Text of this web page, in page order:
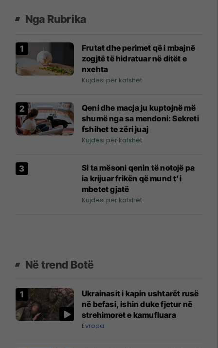
Nga Rubrika
Frutat dhe perimet që i mbajnë
zogjtë të hidratuar në ditët e
nxehta
Kujdesi për kafshët
Qeni dhe macja ju kuptojnë më
shumë nga sa mendoni: Sekreti
fshihet te zëri juaj
Kujdesi për kafshët
Si ta mësoni qenin të notojë pa
ia krijuar frikën që mund t’i
mbetet gjatë
Kujdesi për kafshët
Në trend Botë
Ukrainasit i kapin ushtarët rusë
në befasi, ishin duke fjetur në
strehimoret e kamufluara
Evropa